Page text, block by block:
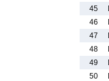
45
46
47
48
49
50